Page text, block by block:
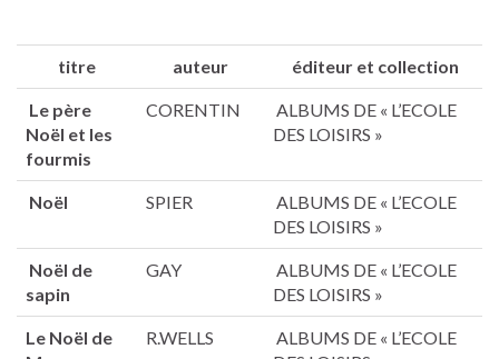
titre auteur éditeur et collection
Le père
Noël et les
fourmis
CORENTIN
ALBUMS DE « L’ECOLE
DES LOISIRS »
Noël SPIER
ALBUMS DE « L’ECOLE
DES LOISIRS »
Noël de
sapin
GAY
ALBUMS DE « L’ECOLE
DES LOISIRS »
Le Noël de
R.WELLS
ALBUMS DE « L’ECOLE